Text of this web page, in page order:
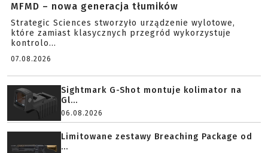
MFMD – nowa generacja tłumików
Strategic Sciences stworzyło urządzenie wylotowe,
które zamiast klasycznych przegród wykorzystuje
kontrolo...
07.08.2026
Sightmark G-Shot montuje kolimator na
Gl...
06.08.2026
Limitowane zestawy Breaching Package od
...